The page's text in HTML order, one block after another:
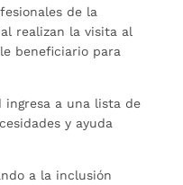
de la
realizan la visita al
beneficiario para
ingresa a una lista de
y ayuda
a la inclusión